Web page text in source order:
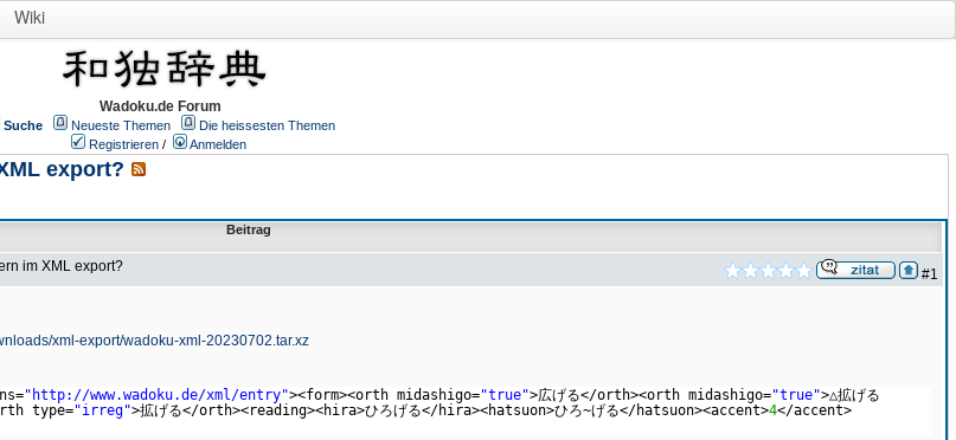
Wiki
Wadoku.de Forum
Suche Neueste Themen
Die heissesten Themen
Registrieren / Anmelden
export?
Beitrag
im XML export? #1
xml-export/wadoku-xml-20230702.tar.xz
" http://www.wadoku.de/xml/entry"><form><orth midashigo="true">広げる</orth><orth midashigo="true">△拡げる
type="irreg">拡げる</orth><reading><hira>ひろげる</hira><hatsuon>ひろ~げる</hatsuon><accent>4</accent>